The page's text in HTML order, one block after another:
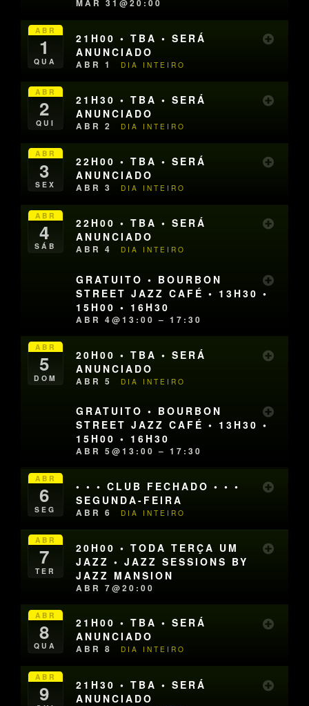
MAR 31@20:00
ABR
1
QUA
21H00 • TBA • SERÁ
ANUNCIADO
ABR 1 DIA INTEIRO
ABR
2
QUI
21H30 • TBA • SERÁ
ANUNCIADO
ABR 2 DIA INTEIRO
ABR
3
SEX
22H00 • TBA • SERÁ
ANUNCIADO
ABR 3 DIA INTEIRO
ABR
4
SÁB
22H00 • TBA • SERÁ
ANUNCIADO
ABR 4 DIA INTEIRO
GRATUITO • BOURBON
STREET JAZZ CAFÉ • 13H30 •
15H00 • 16H30
ABR 4@13:00 – 17:30
ABR
5
DOM
20H00 • TBA • SERÁ
ANUNCIADO
ABR 5 DIA INTEIRO
GRATUITO • BOURBON
STREET JAZZ CAFÉ • 13H30 •
15H00 • 16H30
ABR 5@13:00 – 17:30
ABR
6
SEG
• • • CLUB FECHADO • • •
SEGUNDA-FEIRA
ABR 6 DIA INTEIRO
ABR
7
TER
20H00 • TODA TERÇA UM
JAZZ • JAZZ SESSIONS BY
JAZZ MANSION
ABR 7@20:00
ABR
8
QUA
21H00 • TBA • SERÁ
ANUNCIADO
ABR 8 DIA INTEIRO
ABR
9
21H30 • TBA • SERÁ
ANUNCIADO